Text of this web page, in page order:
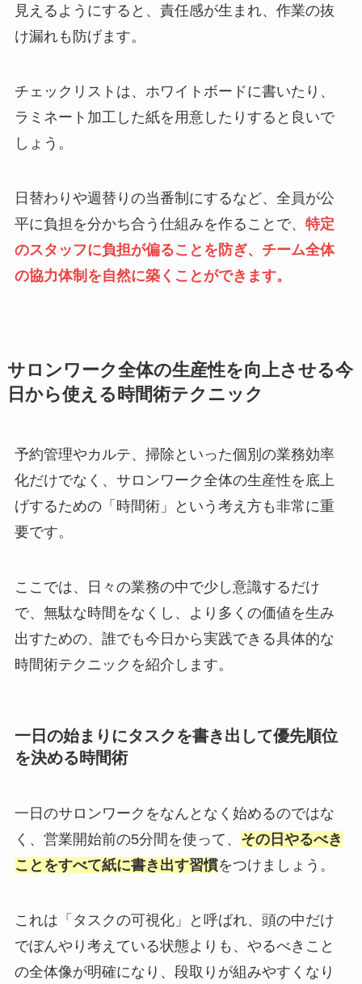
見えるようにすると、責任感が生まれ、作業の抜
け漏れも防げます。
チェックリストは、ホワイトボードに書いたり、
ラミネート加工した紙を用意したりすると良いで
しょう。
日替わりや週替りの当番制にするなど、全員が公
平に負担を分かち合う仕組みを作ることで、 特定
のスタッフに負担が偏ることを防ぎ、チーム全体
の協力体制を自然に築くことができます。
サロンワーク全体の生産性を向上させる今
日から使える時間術テクニック
予約管理やカルテ、掃除といった個別の業務効率
化だけでなく、サロンワーク全体の生産性を底上
げするための「時間術」という考え方も非常に重
要です。
ここでは、日々の業務の中で少し意識するだけ
で、無駄な時間をなくし、より多くの価値を生み
出すための、誰でも今日から実践できる具体的な
時間術テクニックを紹介します。
一日の始まりにタスクを書き出して優先順位
を決める時間術
一日のサロンワークをなんとなく始めるのではな
く、営業開始前の5分間を使って、 その日やるべき
ことをすべて紙に書き出す習慣をつけましょう。
これは「タスクの可視化」と呼ばれ、頭の中だけ
でぼんやり考えている状態よりも、やるべきこと
の全体像が明確になり、段取りが組みやすくなり